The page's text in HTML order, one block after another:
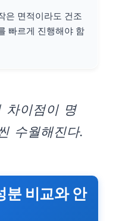
은 면적이라도 건조
빠르게 진행해야 함
차이점이 명
수월해진다.
분 비교와 안